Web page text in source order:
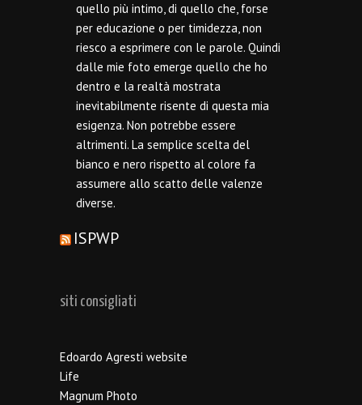
quello più intimo, di quello che, forse
per educazione o per timidezza, non
riesco a esprimere con le parole. Quindi
dalle mie foto emerge quello che ho
dentro e la realtà mostrata
inevitabilmente risente di questa mia
esigenza. Non potrebbe essere
altrimenti. La semplice scelta del
bianco e nero rispetto al colore fa
assumere allo scatto delle valenze
diverse.
ISPWP
siti consigliati
Edoardo Agresti website
Life
Magnum Photo